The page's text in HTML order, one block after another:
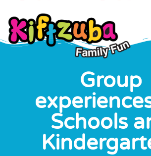
Group
Schools